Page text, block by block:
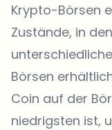
Krypto-Börsen
Zustände, in
Börsen
Coin auf der
niedrigsten ist,